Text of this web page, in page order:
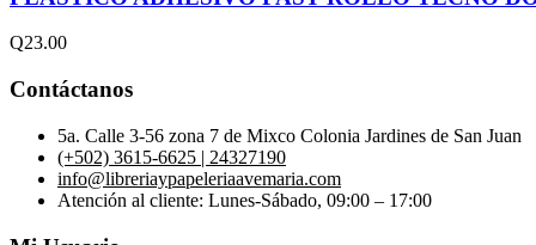
Q23.00
Contáctanos
5a. Calle 3-56 zona 7 de Mixco Colonia Jardines de San Juan
(+502) 3615-6625 | 24327190
info@libreriaypapeleriaavemaria.com
Atención al cliente: Lunes-Sábado, 09:00 – 17:00